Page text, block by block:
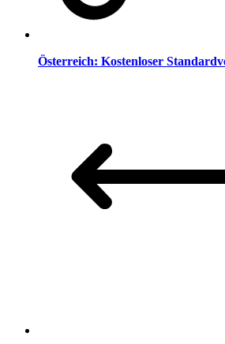
Österreich: Kostenloser